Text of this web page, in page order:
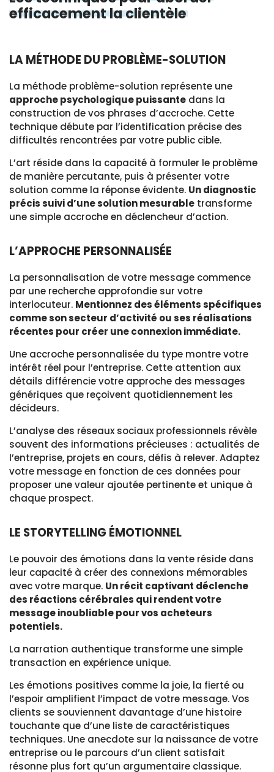
efficacement la clientèle
LA MÉTHODE DU PROBLÈME-SOLUTION
La méthode problème-solution représente une
approche psychologique puissante dans la
construction de vos phrases d’accroche. Cette
technique débute par l’identification précise des
difficultés rencontrées par votre public cible.
L’art réside dans la capacité à formuler le problème
de manière percutante, puis à présenter votre
solution comme la réponse évidente. Un diagnostic
précis suivi d’une solution mesurable transforme
une simple accroche en déclencheur d’action.
L’APPROCHE PERSONNALISÉE
La personnalisation de votre message commence
par une recherche approfondie sur votre
interlocuteur. Mentionnez des éléments spécifiques
comme son secteur d’activité ou ses réalisations
récentes pour créer une connexion immédiate.
Une accroche personnalisée du type montre votre
intérêt réel pour l’entreprise. Cette attention aux
détails différencie votre approche des messages
génériques que reçoivent quotidiennement les
décideurs.
L’analyse des réseaux sociaux professionnels révèle
souvent des informations précieuses : actualités de
l’entreprise, projets en cours, défis à relever. Adaptez
votre message en fonction de ces données pour
proposer une valeur ajoutée pertinente et unique à
chaque prospect.
LE STORYTELLING ÉMOTIONNEL
Le pouvoir des émotions dans la vente réside dans
leur capacité à créer des connexions mémorables
avec votre marque. Un récit captivant déclenche
des réactions cérébrales qui rendent votre
message inoubliable pour vos acheteurs
potentiels.
La narration authentique transforme une simple
transaction en expérience unique.
Les émotions positives comme la joie, la fierté ou
l’espoir amplifient l’impact de votre message. Vos
clients se souviennent davantage d’une histoire
touchante que d’une liste de caractéristiques
techniques. Une anecdote sur la naissance de votre
entreprise ou le parcours d’un client satisfait
résonne plus fort qu’un argumentaire classique.